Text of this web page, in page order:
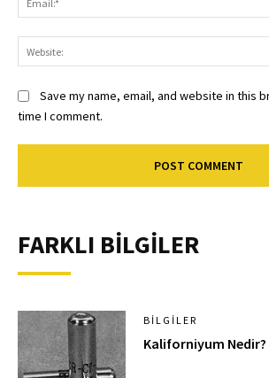
Save my name, email, and website in this
time I comment.
FARKLI BİLGİLER
BILGILER
Kaliforniyum Nedir?